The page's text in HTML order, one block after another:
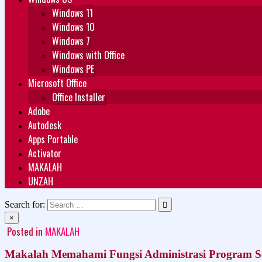
Windows 11
Windows 10
Windows 7
Windows with Office
Windows PE
Microsoft Office
Office Installer
Adobe
Autodesk
Apps Portable
Activator
MAKALAH
UNZAH
Search for:
×
Posted in MAKALAH
Makalah Memahami Fungsi Administrasi Program